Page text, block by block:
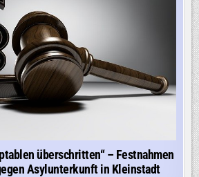
überschritten“ – Festnahmen
Asylunterkunft in Kleinstadt